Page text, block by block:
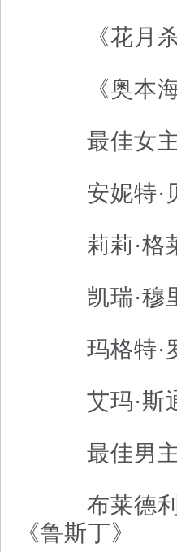
《花月杀
《奥本海
最佳女主
安妮特·贝
莉莉·格
凯瑞·穆里
玛格特·罗
艾玛·斯通
最佳男主
布莱德利·
《鲁斯丁》